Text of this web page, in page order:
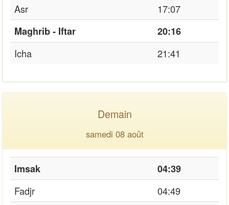
Asr
17:07
Maghrib - Iftar
20:16
Icha
21:41
Demain
samedi 08 août
Imsak
04:39
Fadjr
04:49